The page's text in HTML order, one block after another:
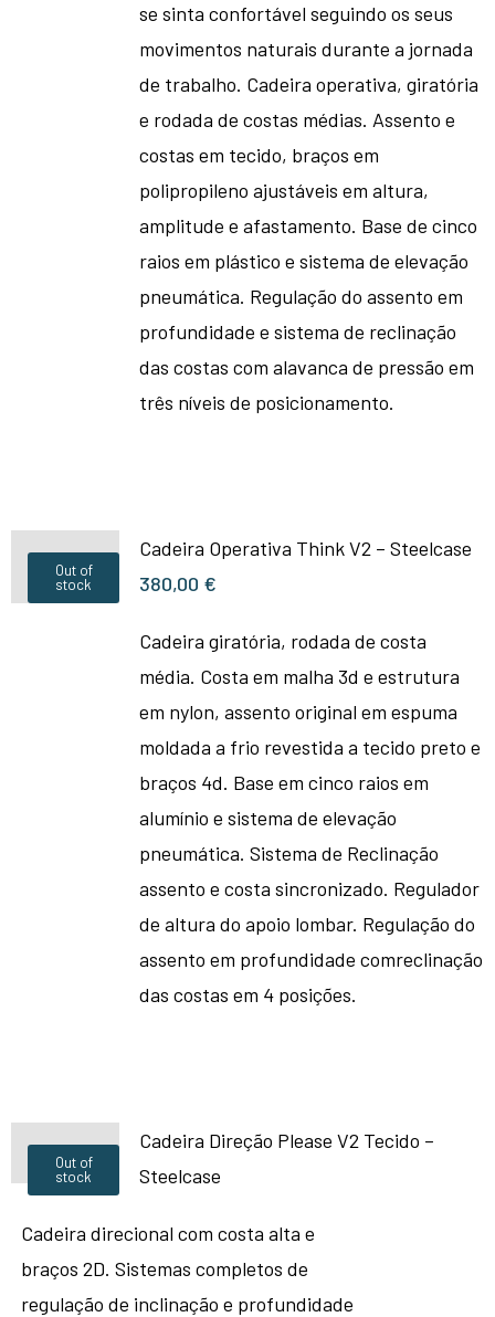
se sinta confortável seguindo os seus
movimentos naturais durante a jornada
de trabalho. Cadeira operativa, giratória
e rodada de costas médias. Assento e
costas em tecido, braços em
polipropileno ajustáveis em altura,
amplitude e afastamento. Base de cinco
raios em plástico e sistema de elevação
pneumática. Regulação do assento em
profundidade e sistema de reclinação
das costas com alavanca de pressão em
três níveis de posicionamento.
Out of
stock
Cadeira Operativa Think V2 – Steelcase
380,00 €
Cadeira giratória, rodada de costa
média. Costa em malha 3d e estrutura
em nylon, assento original em espuma
moldada a frio revestida a tecido preto e
braços 4d. Base em cinco raios em
alumínio e sistema de elevação
pneumática. Sistema de Reclinação
assento e costa sincronizado. Regulador
de altura do apoio lombar. Regulação do
assento em profundidade comreclinação
das costas em 4 posições.
Out of
stock
Cadeira Direção Please V2 Tecido –
Steelcase
Cadeira direcional com costa alta e
braços 2D. Sistemas completos de
regulação de inclinação e profundidade